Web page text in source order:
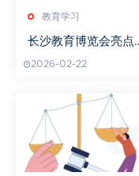
教育学习
长沙教育博览会亮点
2026-02-22